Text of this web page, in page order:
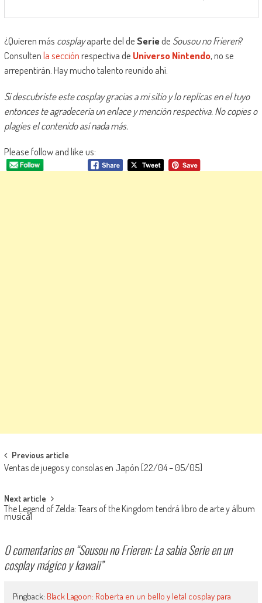
¿Quieren más cosplayaparte del deSeriede Sousou no Frieren?
Consultenla secciónrespectiva de Universo Nintendo, no se
arrepentirán. Hay mucho talento reunido ahí.
Si descubriste este cosplay gracias a mi sitio y lo replicas en el tuyo
entonces te agradecería un enlace y mención respectiva. No copies o
plagies el contenido así nada más.
Please follow and like us:
Navegación de entradas
Previous article
Ventas de juegos y consolas en Japón [22/04 – 05/05]
Next article
The Legend of Zelda: Tears of the Kingdom tendrá libro de arte y álbum
musical
0 comentarios en “Sousou no Frieren: La sabia Serie en un
cosplay mágico y kawaii”
Pingback: Black Lagoon: Roberta en un bello y letal cosplay para